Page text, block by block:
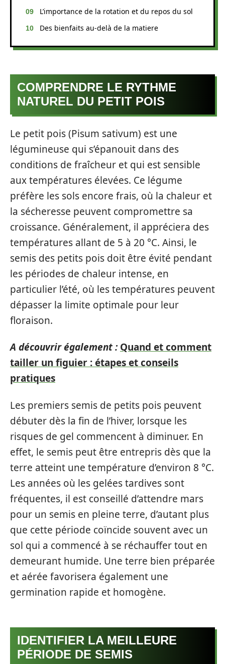
L’importance de la rotation et du repos du sol
Des bienfaits au-delà de la matiere
COMPRENDRE LE RYTHME
NATUREL DU PETIT POIS
Le petit pois (Pisum sativum) est une
légumineuse qui s’épanouit dans des
conditions de fraîcheur et qui est sensible
aux températures élevées. Ce légume
préfère les sols encore frais, où la chaleur et
la sécheresse peuvent compromettre sa
croissance. Généralement, il appréciera des
températures allant de 5 à 20 °C. Ainsi, le
semis des petits pois doit être évité pendant
les périodes de chaleur intense, en
particulier l’été, où les températures peuvent
dépasser la limite optimale pour leur
floraison.
A découvrir également : Quand et comment
tailler un figuier : étapes et conseils
pratiques
Les premiers semis de petits pois peuvent
débuter dès la fin de l’hiver, lorsque les
risques de gel commencent à diminuer. En
effet, le semis peut être entrepris dès que la
terre atteint une température d’environ 8 °C.
Les années où les gelées tardives sont
fréquentes, il est conseillé d’attendre mars
pour un semis en pleine terre, d’autant plus
que cette période coïncide souvent avec un
sol qui a commencé à se réchauffer tout en
demeurant humide. Une terre bien préparée
et aérée favorisera également une
germination rapide et homogène.
IDENTIFIER LA MEILLEURE
PÉRIODE DE SEMIS